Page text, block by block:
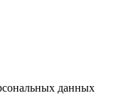
данных